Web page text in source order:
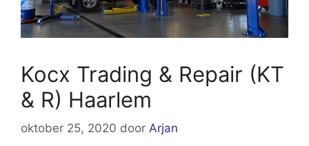
Kocx Trading & Repair (KT
& R) Haarlem
oktober 25, 2020 door Arjan